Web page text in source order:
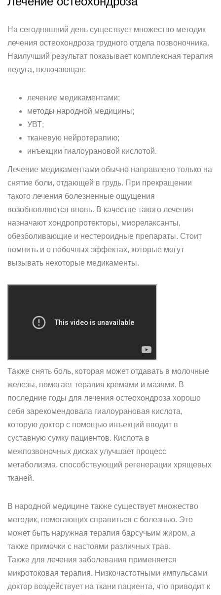
На сегодняшний день существует множество методик
лечения остеохондроза грудного отдела позвоночника.
Наилучший результат показывает комплексная терапия
недуга, включающая:
лечение медикаментами;
методы народной медицины;
УВТ;
тканевую нейротерапию;
инъекции гиалоурановой кислотой.
Лечение медикаментами обычно направлено только на
снятие боли, отдающей в грудь. При прекращении
такого лечения болезненные ощущения
возобновляются вновь. В качестве такого лечения
назначают хондропротекторы, миорелаксанты,
обезболивающие и нестероидные препараты. Стоит
помнить и о побочных эффектах, которые могут
вызывать некоторые медикаменты.
Также снять боль, которая может отдавать в молочные
железы, помогает терапия кремами и мазями. В
последние годы для лечения остеохондроза хорошо
себя зарекомендовала гиалоурановая кислота,
которую доктор с помощью инъекций вводит в
суставную сумку пациентов. Кислота в
межпозвоночных дисках улучшает процесс
метаболизма, способствующий регенерации хрящевых
тканей.
В народной медицине также существует множество
методик, помогающих справиться с болезнью. Это
может быть наружная терапия барсучьим жиром, а
также примочки с настоями различных трав.
Также для лечения заболевания применяется
микротоковая терапия. Низкочастотными импульсами
доктор воздействует на ткани пациента, что приводит к